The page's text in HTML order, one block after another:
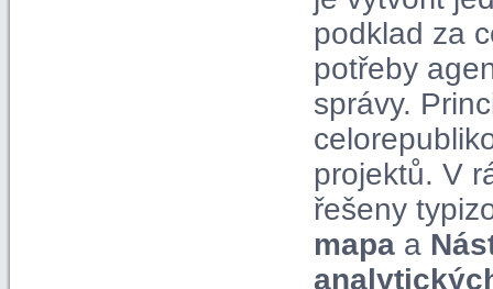
podklad za
potřeby
správy.
projektů. V
řešeny
mapa a